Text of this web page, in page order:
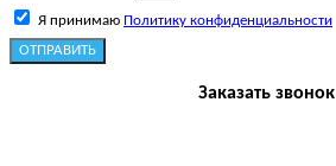
Я принимаю Политику конфиденциальности
ОТПРАВИТЬ
Заказать звонок